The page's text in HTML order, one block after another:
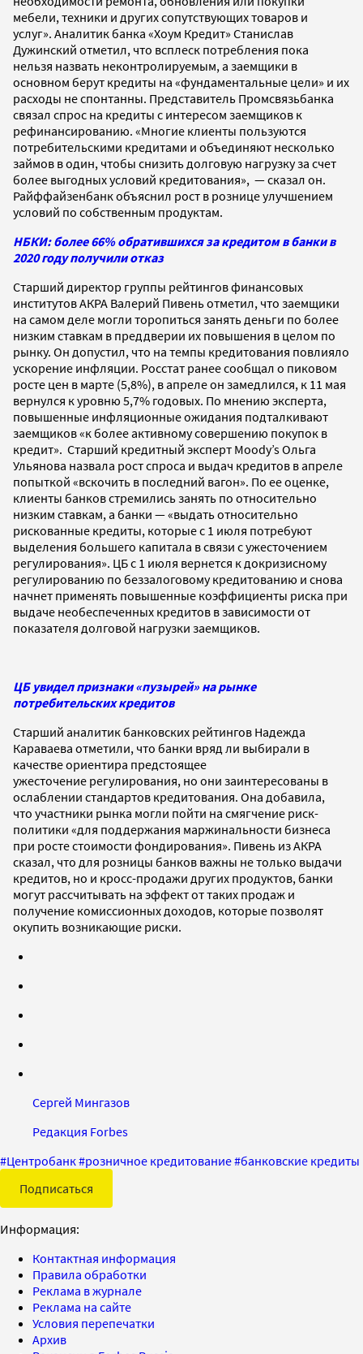
мебели, техники и других сопутствующих товаров и
услуг». Аналитик банка «Хоум Кредит» Станислав
Дужинский отметил, что всплеск потребления пока
нельзя назвать неконтролируемым, а заемщики в
основном берут кредиты на «фундаментальные цели» и их
расходы не спонтанны. Представитель Промсвязьбанка
связал спрос на кредиты с интересом заемщиков к
рефинансированию. «Многие клиенты пользуются
потребительскими кредитами и объединяют несколько
займов в один, чтобы снизить долговую нагрузку за счет
более выгодных условий кредитования», — сказал он.
Райффайзенбанк объяснил рост в рознице улучшением
условий по собственным продуктам.
НБКИ: более 66% обратившихся за кредитом в банки в
2020 году получили отказ
Старший директор группы рейтингов финансовых
институтов АКРА Валерий Пивень отметил, что заемщики
на самом деле могли торопиться занять деньги по более
низким ставкам в преддверии их повышения в целом по
рынку. Он допустил, что на темпы кредитования повлияло
ускорение инфляции. Росстат ранее сообщал о пиковом
росте цен в марте (5,8%), в апреле он замедлился, к 11 мая
вернулся к уровню 5,7% годовых. По мнению эксперта,
повышенные инфляционные ожидания подталкивают
заемщиков «к более активному совершению покупок в
кредит». Старший кредитный эксперт Moody’s Ольга
Ульянова назвала рост спроса и выдач кредитов в апреле
попыткой «вскочить в последний вагон». По ее оценке,
клиенты банков стремились занять по относительно
низким ставкам, а банки — «выдать относительно
рискованные кредиты, которые с 1 июля потребуют
выделения большего капитала в связи с ужесточением
регулирования». ЦБ с 1 июля вернется к докризисному
регулированию по беззалоговому кредитованию и снова
начнет применять повышенные коэффициенты риска при
выдаче необеспеченных кредитов в зависимости от
показателя долговой нагрузки заемщиков.
ЦБ увидел признаки «пузырей» на рынке
потребительских кредитов
Старший аналитик банковских рейтингов Надежда
Караваева отметили, что банки вряд ли выбирали в
качестве ориентира предстоящее
ужесточение регулирования, но они заинтересованы в
ослаблении стандартов кредитования. Она добавила,
что участники рынка могли пойти на смягчение риск-
политики «для поддержания маржинальности бизнеса
при росте стоимости фондирования». Пивень из АКРА
сказал, что для розницы банков важны не только выдачи
кредитов, но и кросс-продажи других продуктов, банки
могут рассчитывать на эффект от таких продаж и
получение комиссионных доходов, которые позволят
окупить возникающие риски.
Сергей Мингазов
Редакция Forbes
#Центробанк#розничное кредитование#банковские кредиты
Подписаться
Информация:
Контактная информация
Правила обработки
Реклама в журнале
Реклама на сайте
Условия перепечатки
Архив